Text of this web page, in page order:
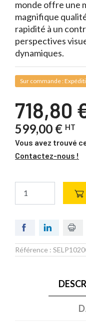
monde offre une
magnifique
rapidité à un
perspectives
dynamiques.
Sur commande :
718,80
599,00 € HT
Vous avez trouvé
Contactez-nous !
Référence :